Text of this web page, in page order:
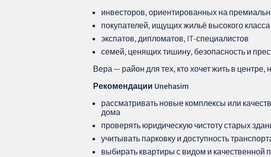
инвесторов, ориентированных на
покупателей, ищущих жильё высокого
экспатов, дипломатов, IT‑специалистов
семей, ценящих тишину, безопасность и
Вера — район для тех, кто хочет жить в центре,
Рекомендации Unehasim
рассматривать новые комплексы или
дома
проверять юридическую чистоту старых
учитывать парковку и доступность
выбирать квартиры с видом и качественной